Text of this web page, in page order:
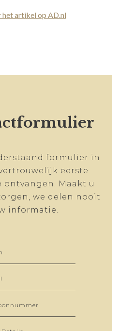
artikel op AD.nl
formulier in
eerste
ontvangen. Maakt u
we delen nooit
informatie.